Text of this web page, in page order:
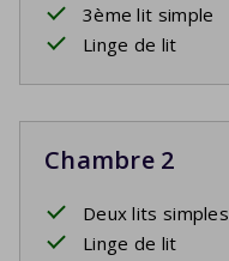
3ème lit simple
Linge de lit
Chambre 2
Deux lits simples
Linge de lit